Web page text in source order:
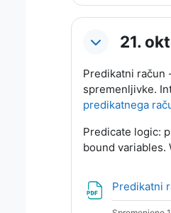
21.
Predikatni račun
spremenljivke.
predikatnega
Predicate logic:
bound
Predikatni